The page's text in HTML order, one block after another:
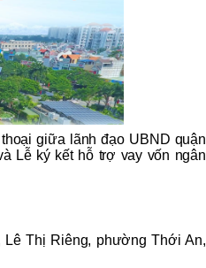
giữa lãnh đạo UBND quận
Lễ ký kết hỗ trợ vay vốn ngân
Thị Riêng, phường Thới An,